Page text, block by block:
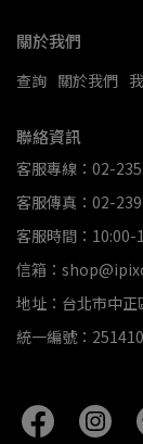
關於我們
查詢 關於我們
聯絡資訊
客服專線：02-
客服傳真：02-
客服時間：10:00-
信箱：
地址：台北市中
統一編號：